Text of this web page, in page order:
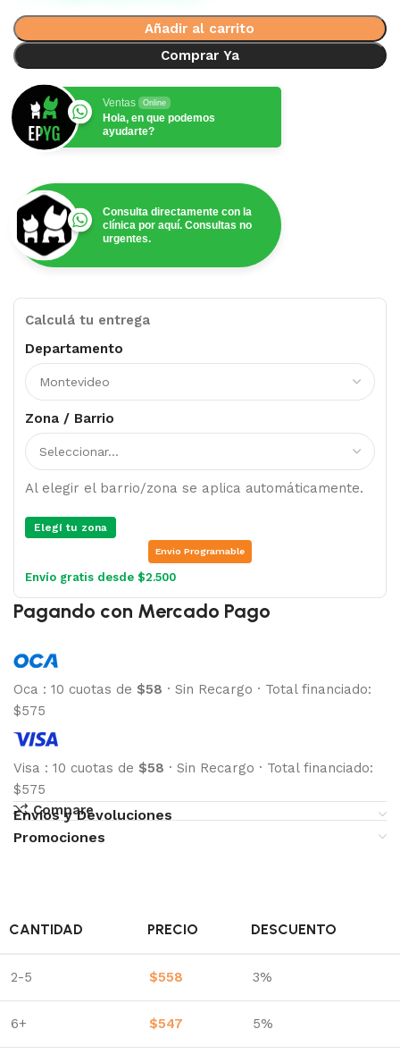
Añadir al carrito
Comprar Ya
Ventas Online
Hola, en que podemos
ayudarte?
Consulta directamente con la
clínica por aquí. Consultas no
urgentes.
Calculá tu entrega
Departamento
Zona / Barrio
Al elegir el barrio/zona se aplica automáticamente.
Elegí tu zona
Envio Programable
Envío gratis desde $2.500
Pagando con Mercado Pago
Oca : 10 cuotas de $58 · Sin Recargo · Total financiado:
$575
Visa : 10 cuotas de $58 · Sin Recargo · Total financiado:
$575
Compare
Envíos y Devoluciones
Promociones
CANTIDAD PRECIO DESCUENTO
2-5 $558 3%
6+ $547 5%